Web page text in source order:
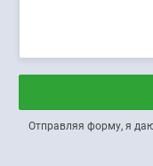
Отправляя форму, я